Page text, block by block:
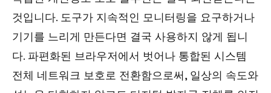
것입니다. 도구가 지속적인 모니터링을 요구하거나
기기를 느리게 만든다면 결국 사용하지 않게 됩니
다. 파편화된 브라우저에서 벗어나 통합된 시스템
전체 네트워크 보호로 전환함으로써, 일상의 속도와